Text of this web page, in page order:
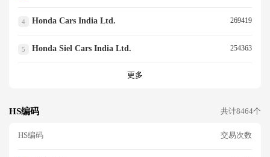
4 Honda Cars India Ltd. 269419
5 Honda Siel Cars India Ltd. 254363
更多
HS编码 共计8464个
HS编码 交易次数